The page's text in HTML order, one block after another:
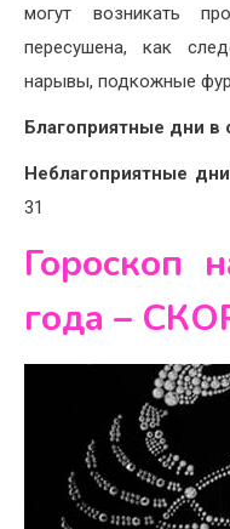
могут возникать
пересушена, как
нарывы, подкожные
Благоприятные дни в
Неблагоприятные
31
Гороскоп
года –